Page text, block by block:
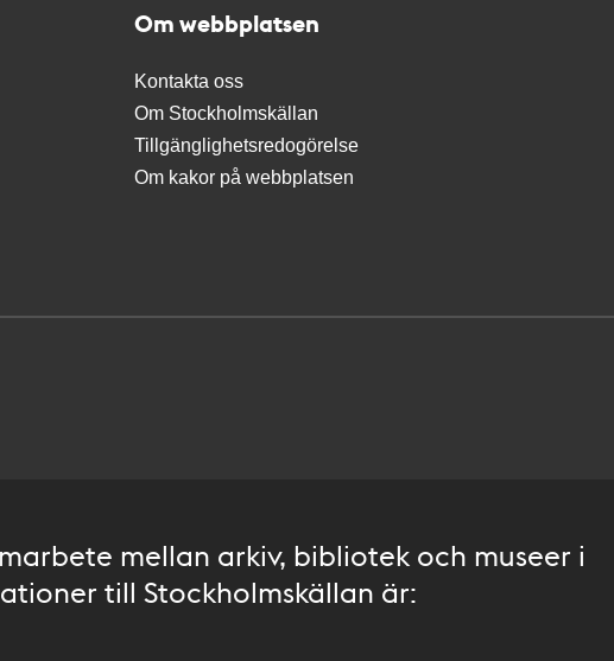
Om webbplatsen
Kontakta oss
Om Stockholmskällan
Tillgänglighetsredogörelse
Om kakor på webbplatsen
mellan arkiv, bibliotek och museer i
till Stockholmskällan är: